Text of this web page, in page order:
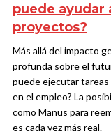
puede ayudar
proyectos?
Más allá del impacto
profunda sobre el
puede ejecutar
en el empleo? La
como Manus para
es cada vez más real.